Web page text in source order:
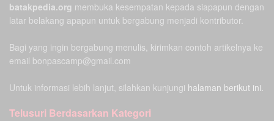
batakpedia.org membuka kesempatan kepada siapapun dengan
latar belakang apapun untuk bergabung menjadi kontributor.
Bagi yang ingin bergabung menulis, kirimkan contoh artikelnya ke
email bonpascamp@gmail.com
Untuk informasi lebih lanjut, silahkan kunjungi halaman berikut ini.
Telusuri Berdasarkan Kategori